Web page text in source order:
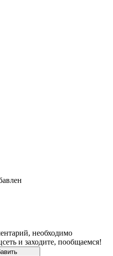
необходимо
и заходите, пообщаемся!